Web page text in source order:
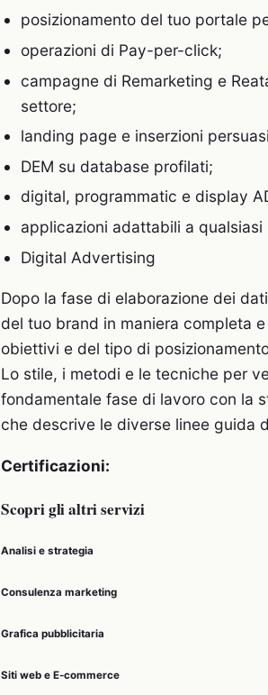
posizionamento del tuo portale
operazioni di Pay-per-click;
campagne di Remarketing e
settore;
landing page e inserzioni
DEM su database profilati;
digital, programmatic e display
applicazioni adattabili a
Digital Advertising
Dopo la fase di elaborazione dei
del tuo brand in maniera completa
obiettivi e del tipo di
Lo stile, i metodi e le tecniche per
fondamentale fase di lavoro con la
che descrive le diverse linee guida
Certificazioni:
Scopri gli altri servizi
Analisi e strategia
Consulenza marketing
Grafica pubblicitaria
Siti web e E-commerce